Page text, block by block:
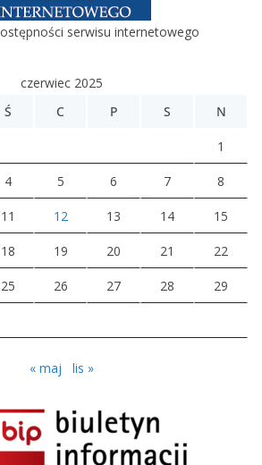
serwisu internetowego
czerwiec 2025
Ś C P S N
1
4 5 6 7 8
11 12 13 14 15
18 19 20 21 22
25 26 27 28 29
« maj lis »